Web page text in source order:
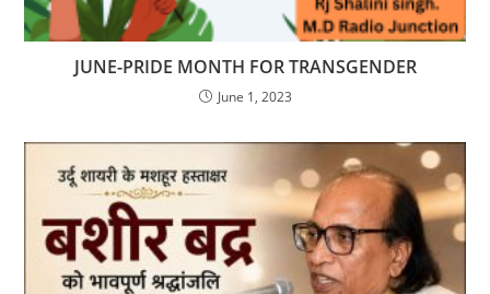
JUNE-PRIDE MONTH FOR TRANSGENDER
June 1, 2023